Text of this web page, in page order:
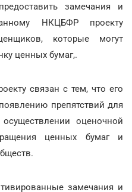
замечания и
НКЦБФР проекту
которые могут
ценных бумаг,.
связан с тем, что его
препятствий для
оценочной
ценных бумаг и
замечания и